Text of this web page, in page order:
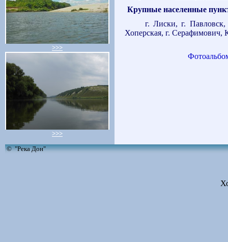
>>>
>>>
Крупные населенные
г. Лиски, г. Павловск,
Хоперская, г. Серафимович,
© "Река Дон"